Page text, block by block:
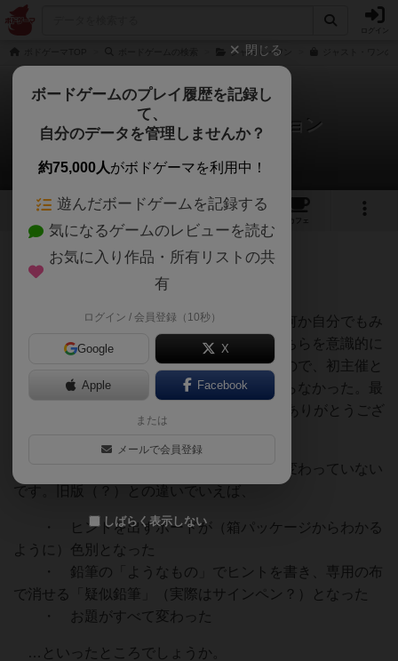
ジャスト・ワン
ジャスト・ワン：新バージョン
yukiさんのレビュー
1 2
カフェ
703名 4名 0 11ヶ月前
新しくボドゲ会を主催することとなり、何か自分でもみ
んなで遊べるゲームを、ということで、こちらを意識的に
購入しました（及び、人数を余り選ばないので、初主催と
いう事情から、何名くらい来られるかわからなかった。最
終的には18名の方に来ていただきました。ありがとうござ
こちらですが、大きなルールはまったく変わっていない
です。旧版（？）との違いでいえば、
・ ヒントを出すボードが（箱パッケージからわかる
ように）色別となった
・ 鉛筆の「ようなもの」でヒントを書き、専用の布
で消せる「疑似鉛筆」（実際はサインペン？）となった
・ お題がすべて変わった
…といったところでしょうか。
閉じる
ボードゲームのプレイ履歴を記録し
て、
自分のデータを管理しませんか？
約75,000人がボドゲーマを利用中！
遊んだボードゲームを記録する
気になるゲームのレビューを読む
お気に入り作品・所有リストの共
有
ログイン / 会員登録（10秒）
Google X
Apple Facebook
または
メールで会員登録
しばらく表示しない